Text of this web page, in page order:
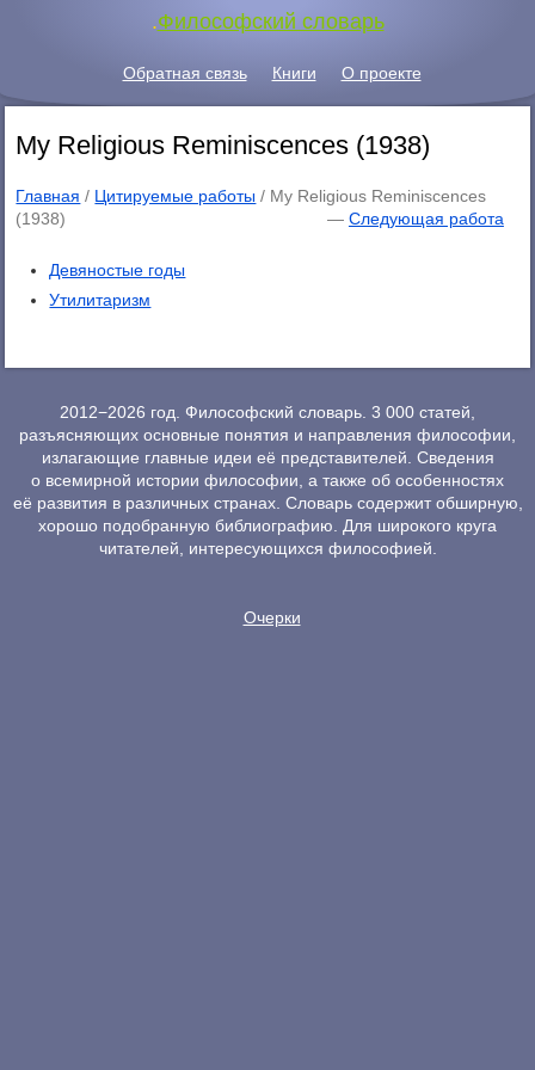
.Философский словарь
Обратная связь Книги О проекте
My Religious Reminiscences (1938)
Главная / Цитируемые работы / My Religious Reminiscences
(1938)
— Следующая работа
Девяностые годы
Утилитаризм
2012−2026 год. Философский словарь. 3 000 статей,
разъясняющих основные понятия и направления философии,
излагающие главные идеи её представителей. Сведения
о всемирной истории философии, а также об особенностях
её развития в различных странах. Словарь содержит обширную,
хорошо подобранную библиографию. Для широкого круга
читателей, интересующихся философией.
Очерки